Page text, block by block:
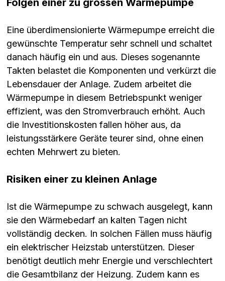
Folgen einer zu grossen Wärmepumpe
Eine überdimensionierte Wärmepumpe erreicht die
gewünschte Temperatur sehr schnell und schaltet
danach häufig ein und aus. Dieses sogenannte
Takten belastet die Komponenten und verkürzt die
Lebensdauer der Anlage. Zudem arbeitet die
Wärmepumpe in diesem Betriebspunkt weniger
effizient, was den Stromverbrauch erhöht. Auch
die Investitionskosten fallen höher aus, da
leistungsstärkere Geräte teurer sind, ohne einen
echten Mehrwert zu bieten.
Risiken einer zu kleinen Anlage
Ist die Wärmepumpe zu schwach ausgelegt, kann
sie den Wärmebedarf an kalten Tagen nicht
vollständig decken. In solchen Fällen muss häufig
ein elektrischer Heizstab unterstützen. Dieser
benötigt deutlich mehr Energie und verschlechtert
die Gesamtbilanz der Heizung. Zudem kann es